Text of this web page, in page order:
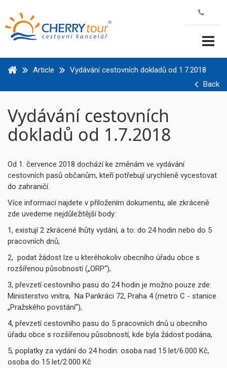
Article
Vydávání cestovních dokladů od 1.7.2018
Back
Vydávání cestovních
dokladů od 1.7.2018
Od 1. července 2018 dochází ke změnám ve vydávání
cestovních pasů občanům, kteří potřebují urychleně vycestovat
do zahraničí.
Více informací najdete v přiložením dokumentu, ale zkráceně
zde uvedeme nejdůležitější body:
1, existují 2 zkrácené lhůty vydání, a to: do 24 hodin nebo do 5
pracovních dnů,
2, podat žádost lze u kteréhokoliv obecního úřadu obce s
rozšířenou působností („ORP“),
3, převzetí cestovního pasu do 24 hodin je možno pouze zde:
Ministerstvo vnitra, Na Pankráci 72, Praha 4 (metro C - stanice
„Pražského povstání“),
4, převzetí cestovního pasu do 5 pracovních dnů u obecního
úřadu obce s rozšířenou působností, kde byla žádost podána,
5, poplatky za vydání do 24 hodin: osoba nad 15 let/6.000 Kč,
osoba do 15 let/2.000 Kč